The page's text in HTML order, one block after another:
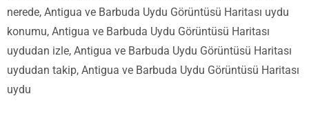
nerede, Antigua ve Barbuda Uydu Görüntüsü Haritası uydu
konumu, Antigua ve Barbuda Uydu Görüntüsü Haritası
uydudan izle, Antigua ve Barbuda Uydu Görüntüsü Haritası
uydudan takip, Antigua ve Barbuda Uydu Görüntüsü Haritası
uydu